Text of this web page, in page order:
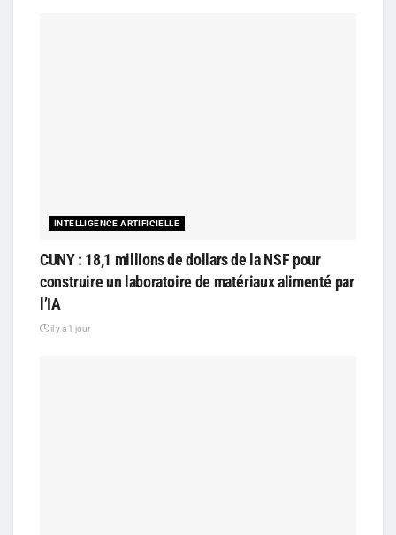
INTELLIGENCE ARTIFICIELLE
CUNY : 18,1 millions de dollars de la NSF pour
construire un laboratoire de matériaux alimenté par
l’IA
il y a 1 jour